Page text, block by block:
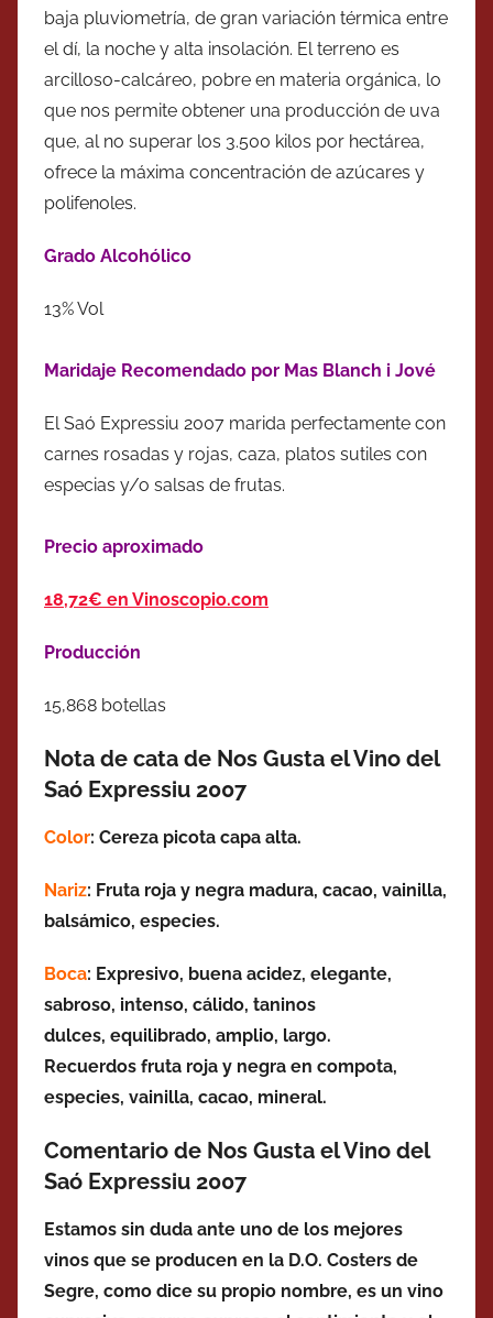
baja pluviometría, de gran variación térmica entre
el dí, la noche y alta insolación. El terreno es
arcilloso-calcáreo, pobre en materia orgánica, lo
que nos permite obtener una producción de uva
que, al no superar los 3.500 kilos por hectárea,
ofrece la máxima concentración de azúcares y
polifenoles.
Grado Alcohólico
13% Vol
Maridaje Recomendado por Mas Blanch i Jové
El Saó Expressiu 2007 marida perfectamente con
carnes rosadas y rojas, caza, platos sutiles con
especias y/o salsas de frutas.
Precio aproximado
18,72€ en Vinoscopio.com
Producción
15,868 botellas
Nota de cata de Nos Gusta el Vino del
Saó Expressiu 2007
Color: Cereza picota capa alta.
Nariz: Fruta roja y negra madura, cacao, vainilla,
balsámico, especies.
Boca: Expresivo, buena acidez, elegante,
sabroso, intenso, cálido, taninos
dulces, equilibrado, amplio, largo.
Recuerdos fruta roja y negra en compota,
especies, vainilla, cacao, mineral.
Comentario de Nos Gusta el Vino del
Saó Expressiu 2007
Estamos sin duda ante uno de los mejores
vinos que se producen en la D.O. Costers de
Segre, como dice su propio nombre, es un vino